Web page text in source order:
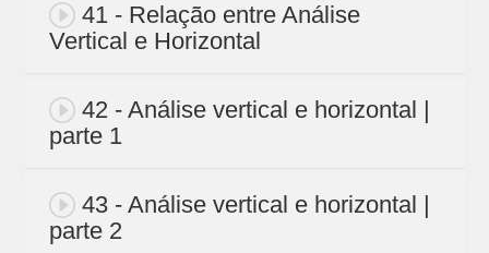
41 - Relação entre Análise
Vertical e Horizontal
42 - Análise vertical e horizontal |
parte 1
43 - Análise vertical e horizontal |
parte 2